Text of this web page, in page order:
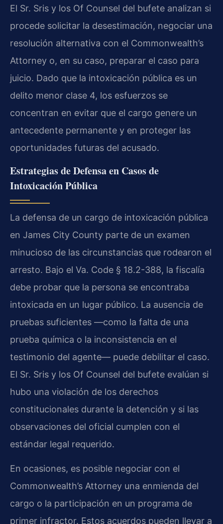
El Sr. Sris y los Of Counsel del bufete analizan si
procede solicitar la desestimación, negociar una
resolución alternativa con el Commonwealth’s
Attorney o, en su caso, preparar el caso para
juicio. Dado que la intoxicación pública es un
delito menor clase 4, los esfuerzos se
concentran en evitar que el cargo genere un
antecedente permanente y en proteger las
oportunidades futuras del acusado.
Estrategias de Defensa en Casos de
Intoxicación Pública
La defensa de un cargo de intoxicación pública
en James City County parte de un examen
minucioso de las circunstancias que rodearon el
arresto. Bajo el Va. Code § 18.2-388, la fiscalía
debe probar que la persona se encontraba
intoxicada en un lugar público. La ausencia de
pruebas suficientes —como la falta de una
prueba química o la inconsistencia en el
testimonio del agente— puede debilitar el caso.
El Sr. Sris y los Of Counsel del bufete evalúan si
hubo una violación de los derechos
constitucionales durante la detención y si las
observaciones del oficial cumplen con el
estándar legal requerido.
En ocasiones, es posible negociar con el
Commonwealth’s Attorney una enmienda del
cargo o la participación en un programa de
primer infractor. Estos acuerdos pueden llevar a